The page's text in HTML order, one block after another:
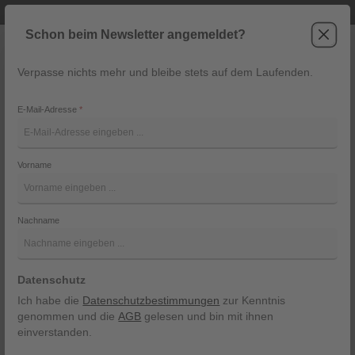
Navigation
Bildergalerie überspringen
Schon beim Newsletter angemeldet?
Verpasse nichts mehr und bleibe stets auf dem Laufenden.
E-Mail-Adresse*
Vorname
Nachname
Datenschutz
Ich habe die Datenschutzbestimmungen zur Kenntnis
genommen und dieAGB gelesen und bin mit ihnen
einverstanden.